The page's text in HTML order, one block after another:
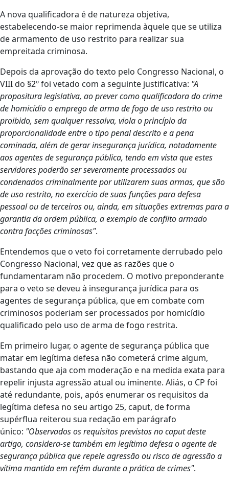
A nova qualificadora é de natureza objetiva,
estabelecendo-se maior reprimenda àquele que se utiliza
de armamento de uso restrito para realizar sua
empreitada criminosa.
Depois da aprovação do texto pelo Congresso Nacional, o
VIII do §2º foi vetado com a seguinte justificativa: "A
propositura legislativa, ao prever como qualificadora do crime
de homicídio o emprego de arma de fogo de uso restrito ou
proibido, sem qualquer ressalva, viola o princípio da
proporcionalidade entre o tipo penal descrito e a pena
cominada, além de gerar insegurança jurídica, notadamente
aos agentes de segurança pública, tendo em vista que estes
servidores poderão ser severamente processados ou
condenados criminalmente por utilizarem suas armas, que são
de uso restrito, no exercício de suas funções para defesa
pessoal ou de terceiros ou, ainda, em situações extremas para a
garantia da ordem pública, a exemplo de conflito armado
contra facções criminosas".
Entendemos que o veto foi corretamente derrubado pelo
Congresso Nacional, vez que as razões que o
fundamentaram não procedem. O motivo preponderante
para o veto se deveu à insegurança jurídica para os
agentes de segurança pública, que em combate com
criminosos poderiam ser processados por homicídio
qualificado pelo uso de arma de fogo restrita.
Em primeiro lugar, o agente de segurança pública que
matar em legítima defesa não cometerá crime algum,
bastando que aja com moderação e na medida exata para
repelir injusta agressão atual ou iminente. Aliás, o CP foi
até redundante, pois, após enumerar os requisitos da
legítima defesa no seu artigo 25, caput, de forma
supérflua reiterou sua redação em parágrafo
único: "Observados os requisitos previstos no caput deste
artigo, considera-se também em legítima defesa o agente de
segurança pública que repele agressão ou risco de agressão a
vítima mantida em refém durante a prática de crimes".